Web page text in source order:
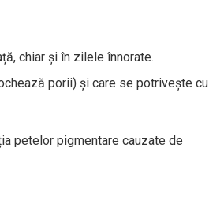
chiar și în zilele înnorate.
porii) și care se potrivește cu
petelor pigmentare cauzate de